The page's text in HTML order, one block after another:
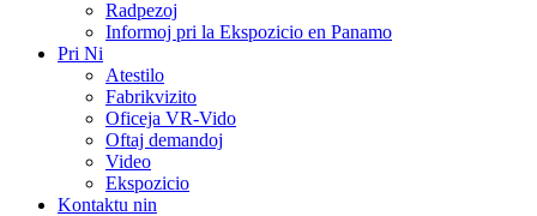
Radpezoj
Informoj pri la Ekspozicio en Panamo
Pri Ni
Atestilo
Fabrikvizito
Oficeja VR-Vido
Oftaj demandoj
Video
Ekspozicio
Kontaktu nin